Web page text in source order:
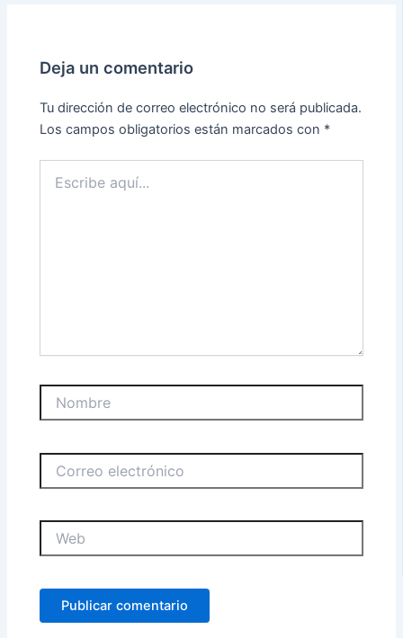
Deja un comentario
Tu dirección de correo electrónico no será publicada.
Los campos obligatorios están marcados con *
aquí...
electrónico